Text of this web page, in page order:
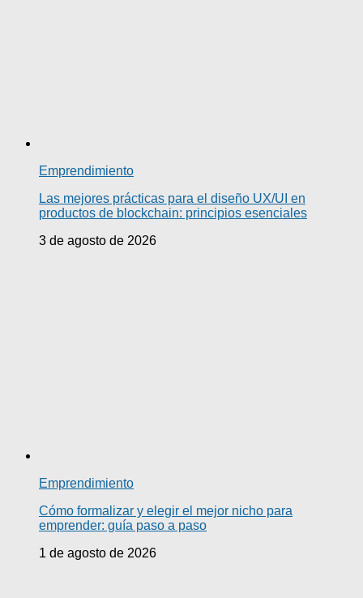
Emprendimiento
Las mejores prácticas para el diseño UX/UI en
productos de blockchain: principios esenciales
3 de agosto de 2026
Emprendimiento
Cómo formalizar y elegir el mejor nicho para
emprender: guía paso a paso
1 de agosto de 2026